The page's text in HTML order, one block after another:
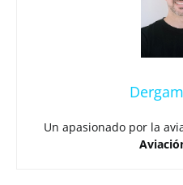
Un apasionado por la